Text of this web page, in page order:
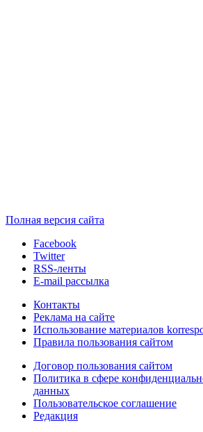
Полная версия сайта
Facebook
Twitter
RSS-ленты
E-mail рассылка
Контакты
Реклама на сайте
Использование материалов
Правила пользования сайтом
Договор пользования сайтом
Политика в сфере
данных
Пользовательское соглашение
Редакция